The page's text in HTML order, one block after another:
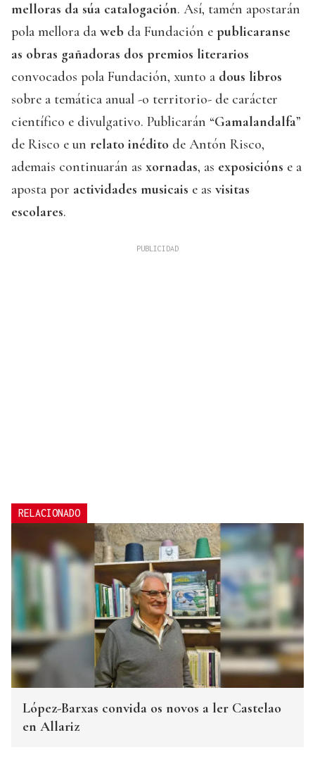
melloras da súa catalogación. Así, tamén apostarán
pola mellora da web da Fundación e publicaranse
as obras gañadoras dos premios literarios
convocados pola Fundación, xunto a dous libros
sobre a temática anual -o territorio- de carácter
científico e divulgativo. Publicarán “Gamalandalfa”
de Risco e un relato inédito de Antón Risco,
ademais continuarán as xornadas, as exposicións e a
aposta por actividades musicais e as visitas
escolares.
RELACIONADO
López-Barxas convida os novos a ler Castelao
en Allariz